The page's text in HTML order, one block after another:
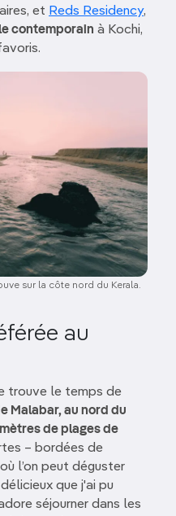
et Reds Residency,
contemporain à Kochi,
sur la côte nord du Kerala.
au
trouve le temps de
Malabar, au nord du
de plages de
– bordées de
l’on peut déguster
que j'ai pu
séjourner dans les